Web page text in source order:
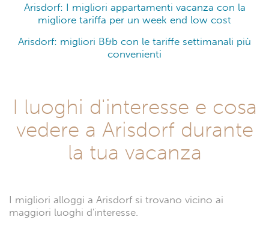
Arisdorf: I migliori appartamenti vacanza con la
migliore tariffa per un week end low cost
Arisdorf: migliori B&b con le tariffe settimanali più
convenienti
I luoghi d'interesse e cosa
vedere a Arisdorf durante
la tua vacanza
I migliori alloggi a Arisdorf si trovano vicino ai
maggiori luoghi d'interesse.